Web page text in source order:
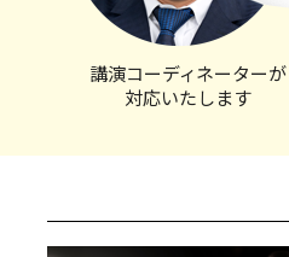
講演コーディネーターが
対応いたします